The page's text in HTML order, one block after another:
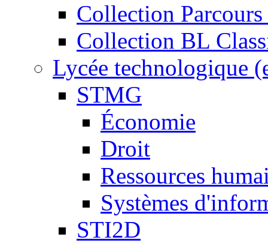
Collection
Collection BL
Lycée technologique
STMG
Économie
Droit
Ressources
Systèmes
STI2D